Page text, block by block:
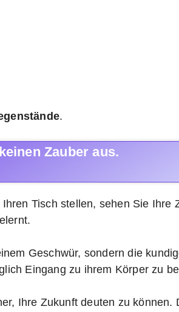
.
Zauber aus.
Tisch stellen, sehen Sie Ihre
Geschwür, sondern die
Eingang zu ihrem Körper zu
Ihre Zukunft deuten zu können.